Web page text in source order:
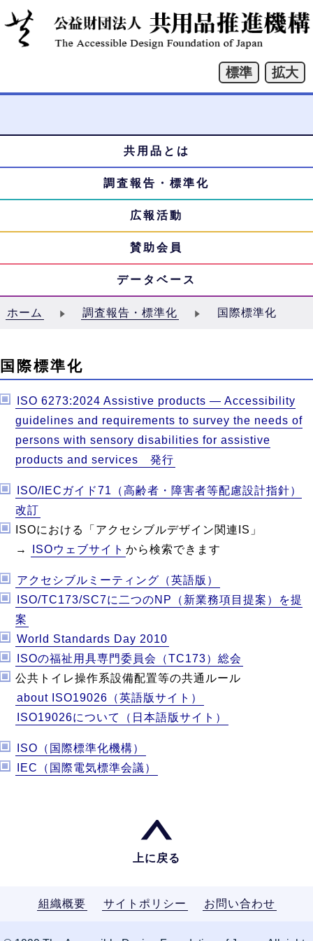
ャ
メ
ニ
ュ
ー
共用品とは
調査報告・標準化
広報活動
賛助会員
データベース
ホーム 調査報告・標準化 国際標準化
こ
こ
か
国際標準化
ISO 6273:2024 Assistive products — Accessibility
guidelines and requirements to survey the needs of
persons with sensory disabilities for assistive
products and services 発行
ISO/IECガイド71（高齢者・障害者等配慮設計指針）
改訂
ISOにおける「アクセシブルデザイン関連IS」
→
ISOウェブサイト から検索できます
アクセシブルミーティング（英語版）
ISO/TC173/SC7に二つのNP（新業務項目提案）を提
案
World Standards Day 2010
ISOの福祉用具専門委員会（TC173）総会
公共トイレ操作系設備配置等の共通ルール
about ISO19026（英語版サイト）
ISO19026について（日本語版サイト）
ISO（国際標準化機構）
IEC（国際電気標準会議）
上に戻る
組織概要 サイトポリシー お問い合わせ